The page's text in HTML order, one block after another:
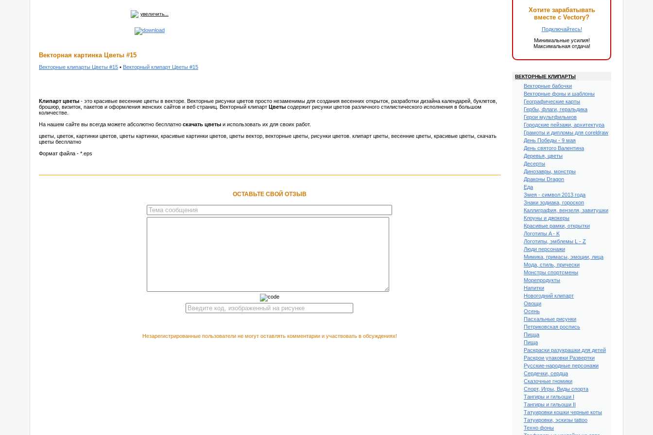
увеличить...
Векторная картинка Цветы #15
Векторные клипарты Цветы #15 • Векторный клипарт Цветы #15
Клипарт цветы - это красивые весенние цветы в векторе. Векторные рисунки цветов просто незаменимы для создания весенних открыток, разработки дизайна календарей, буклетов,
брошюр, визиток, пакетов и оформления женских сайтов и веб страниц. Векторный клипарт Цветы содержит рисунки цветов различного стилистического исполнения в большом
количестве.
На нашем сайте вы всегда можете абсолютно бесплатно скачать цветы и использовать их для своих работ.
цветы, цветок, картинки цветов, цветы картинки, красивые картинки цветов, цветы вектор, векторные цветы, рисунки цветов. клипарт цветы, весенние цветы, красивые цветы, скачать
цветы бесплатно
Формат файла - *.eps
ОСТАВЬТЕ СВОЙ ОТЗЫВ
Незарегистрированные пользователи не могут оставлять комментарии и участвовать в обсуждениях!
Хотите зарабатывать
вместе с Vectory?
Подключайтесь!
Минимальные усилия!
Максимальная отдача!
ВЕКТОРНЫЕ КЛИПАРТЫ
Векторные бабочки
Векторные фоны и шаблоны
Географические карты
Гербы, флаги, геральдика
Герои мультфильмов
Городские пейзажи, архитектура
Грамоты и дипломы для coreldraw
День Победы - 9 мая
День святого Валентина
Деревья, цветы
Десерты
Динозавры, монстры
Драконы Dragon
Еда
Змея - символ 2013 года
Знаки зодиака, гороскоп
Каллиграфия, вензеля, завитушки
Клоуны и джокеры
Красивые рамки, открытки
Логотипы A - K
Логотипы, эмблемы L - Z
Люди персонажи
Мимика, гримасы, эмоции, лица
Мода, стиль, прически
Монстры спортсмены
Морепродукты
Напитки
Новогодний клипарт
Овощи
Осень
Пасхальные рисунки
Петриковская роспись
Пицца
Пища
Раскраски разукрашки для детей
Раскрои упаковки Развертки
Русские-народные персонажи
Сердечки, сердца
Сказочные гномики
Спорт, Игры, Виды спорта
Тангиры и гильоши I
Тангиры и гильоши II
Татуировки кошки черные коты
Татуировки, эскизы tattoo
Техно фоны